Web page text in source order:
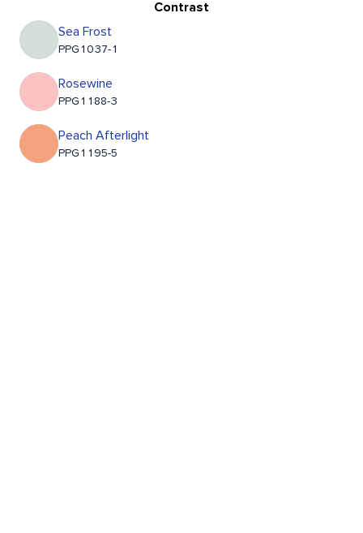
Contrast
Sea Frost
PPG1037-1
Rosewine
PPG1188-3
Peach Afterlight
PPG1195-5